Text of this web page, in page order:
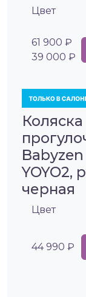
Цвет
61 900 ₽
39 000 ₽
Коляска
Babyzen
YOYO2,
черная
Цвет
44 990 ₽